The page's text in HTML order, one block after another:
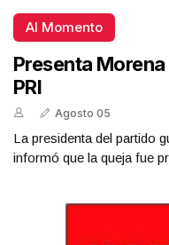
Al Momento
Presenta
PRI
Agosto 05
La presidenta del partido
informó que la queja fue